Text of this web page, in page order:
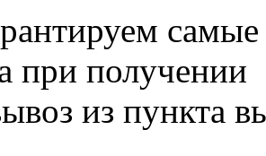
при получении
из пункта